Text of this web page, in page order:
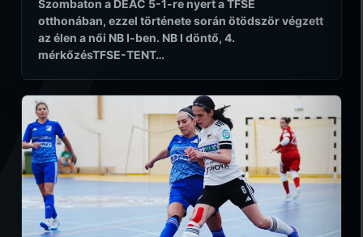
Szombaton a DEAC 5-1-re nyert a TFSE
otthonában, ezzel története során ötödször végzett
az élen a női NB I-ben. NB I döntő, 4.
mérkőzésTFSE-TENT…